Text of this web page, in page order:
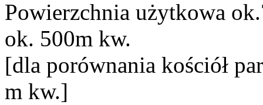
Powierzchnia użytkowa
ok. 500m kw.
[dla porównania kościół
m kw.]